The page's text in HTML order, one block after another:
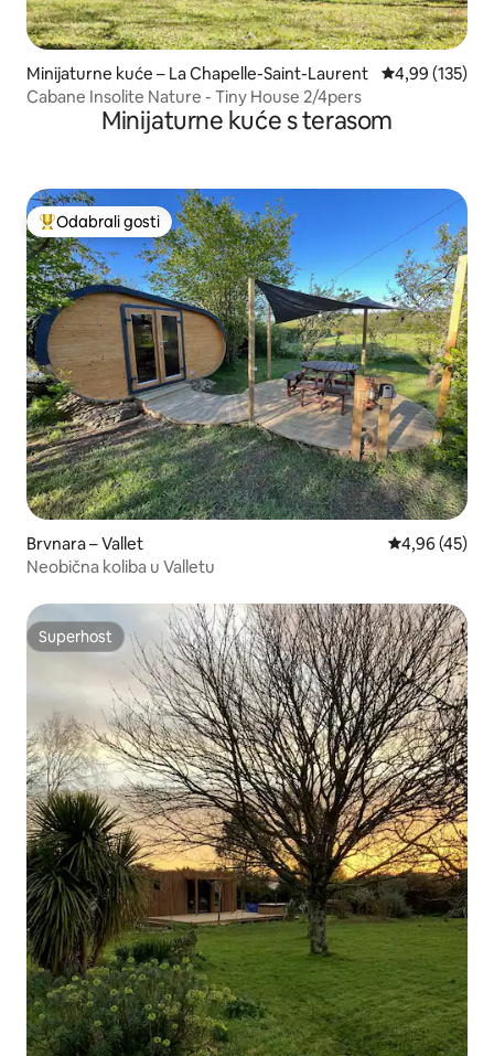
Minijaturne kuće – La Chapelle-Saint-Laurent Prosječna
4,99 (135)
Cabane Insolite Nature - Tiny House 2/4pers
Minijaturne kuće s terasom
Među najviše rangiranima s oznakom „Odabrali gosti”
Odabrali gosti
Brvnara – Vallet Prosječna
4,96 (45)
Neobična koliba u Valletu
Superhost
Superhost